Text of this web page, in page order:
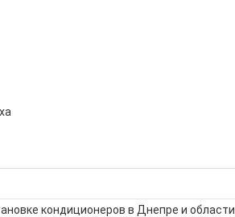
кондиционеров в Днепре и области